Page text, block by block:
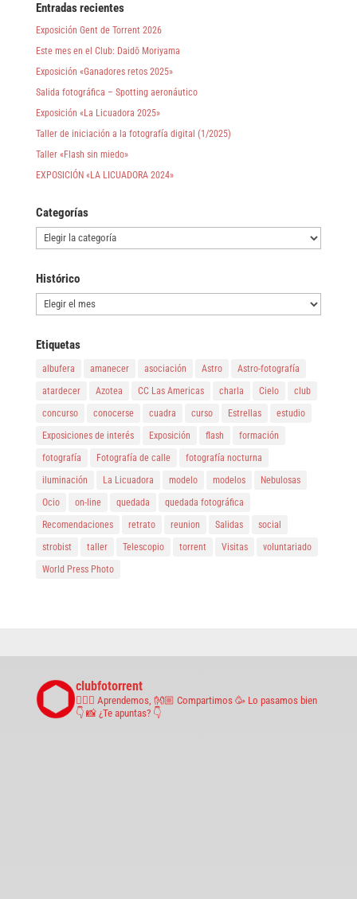
Entradas recientes
Exposición Gent de Torrent 2026
Este mes en el Club: Daidō Moriyama
Exposición «Ganadores retos 2025»
Salida fotográfica – Spotting aeronáutico
Exposición «La Licuadora 2025»
Taller de iniciación a la fotografía digital (1/2025)
Taller «Flash sin miedo»
EXPOSICIÓN «LA LICUADORA 2024»
Categorías
Categorías
Histórico
Histórico
Etiquetas
albufera amanecer asociación Astro
Astro-fotografía
atardecer
Azotea CC Las Americas charla Cielo
club
concurso
conocerse cuadra curso Estrellas
estudio
Exposiciones de interés
Exposición flash
formación
fotografía
Fotografía de calle
fotografía nocturna
iluminación
La Licuadora modelo modelos
Nebulosas
Ocio
on-line quedada
quedada fotográfica
Recomendaciones
retrato reunion Salidas
social
strobist
taller Telescopio torrent Visitas
voluntariado
World Press Photo
clubfotorrent
🤹🏼‍♀️ Aprendemos, 👐🏼 Compartimos🥳 Lo pasamos bien
👇 📸 ¿Te apuntas? 👇